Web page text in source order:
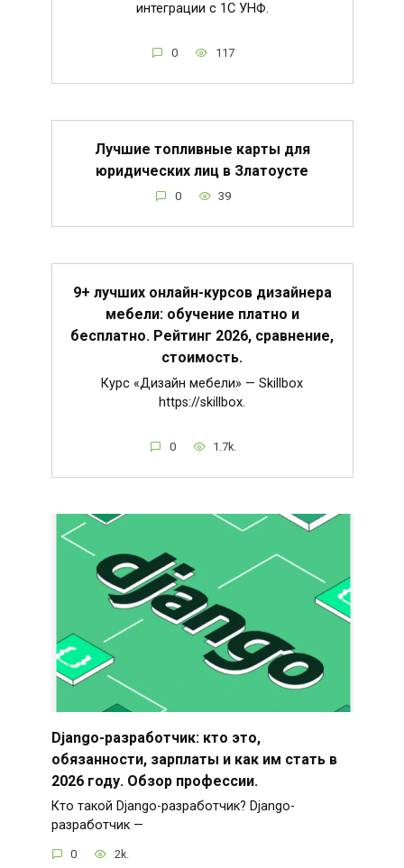
интеграции с 1С УНФ.
0 117
Лучшие топливные карты для
юридических лиц в Златоусте
0 39
9+ лучших онлайн-курсов дизайнера
мебели: обучение платно и
бесплатно. Рейтинг 2026, сравнение,
стоимость.
Курс «Дизайн мебели» — Skillbox
https://skillbox.
0 1.7k.
Django-разработчик: кто это,
обязанности, зарплаты и как им стать в
2026 году. Обзор профессии.
Кто такой Django-разработчик? Django-
разработчик —
0 2k.